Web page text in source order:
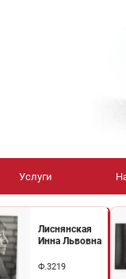
Услуги
Лиснянская
Инна Львовна
Ф.3219